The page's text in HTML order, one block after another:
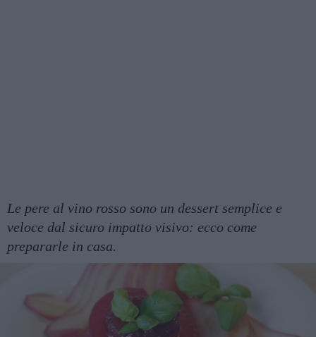
Le pere al vino rosso sono un dessert semplice e
veloce dal sicuro impatto visivo: ecco come
prepararle in casa.